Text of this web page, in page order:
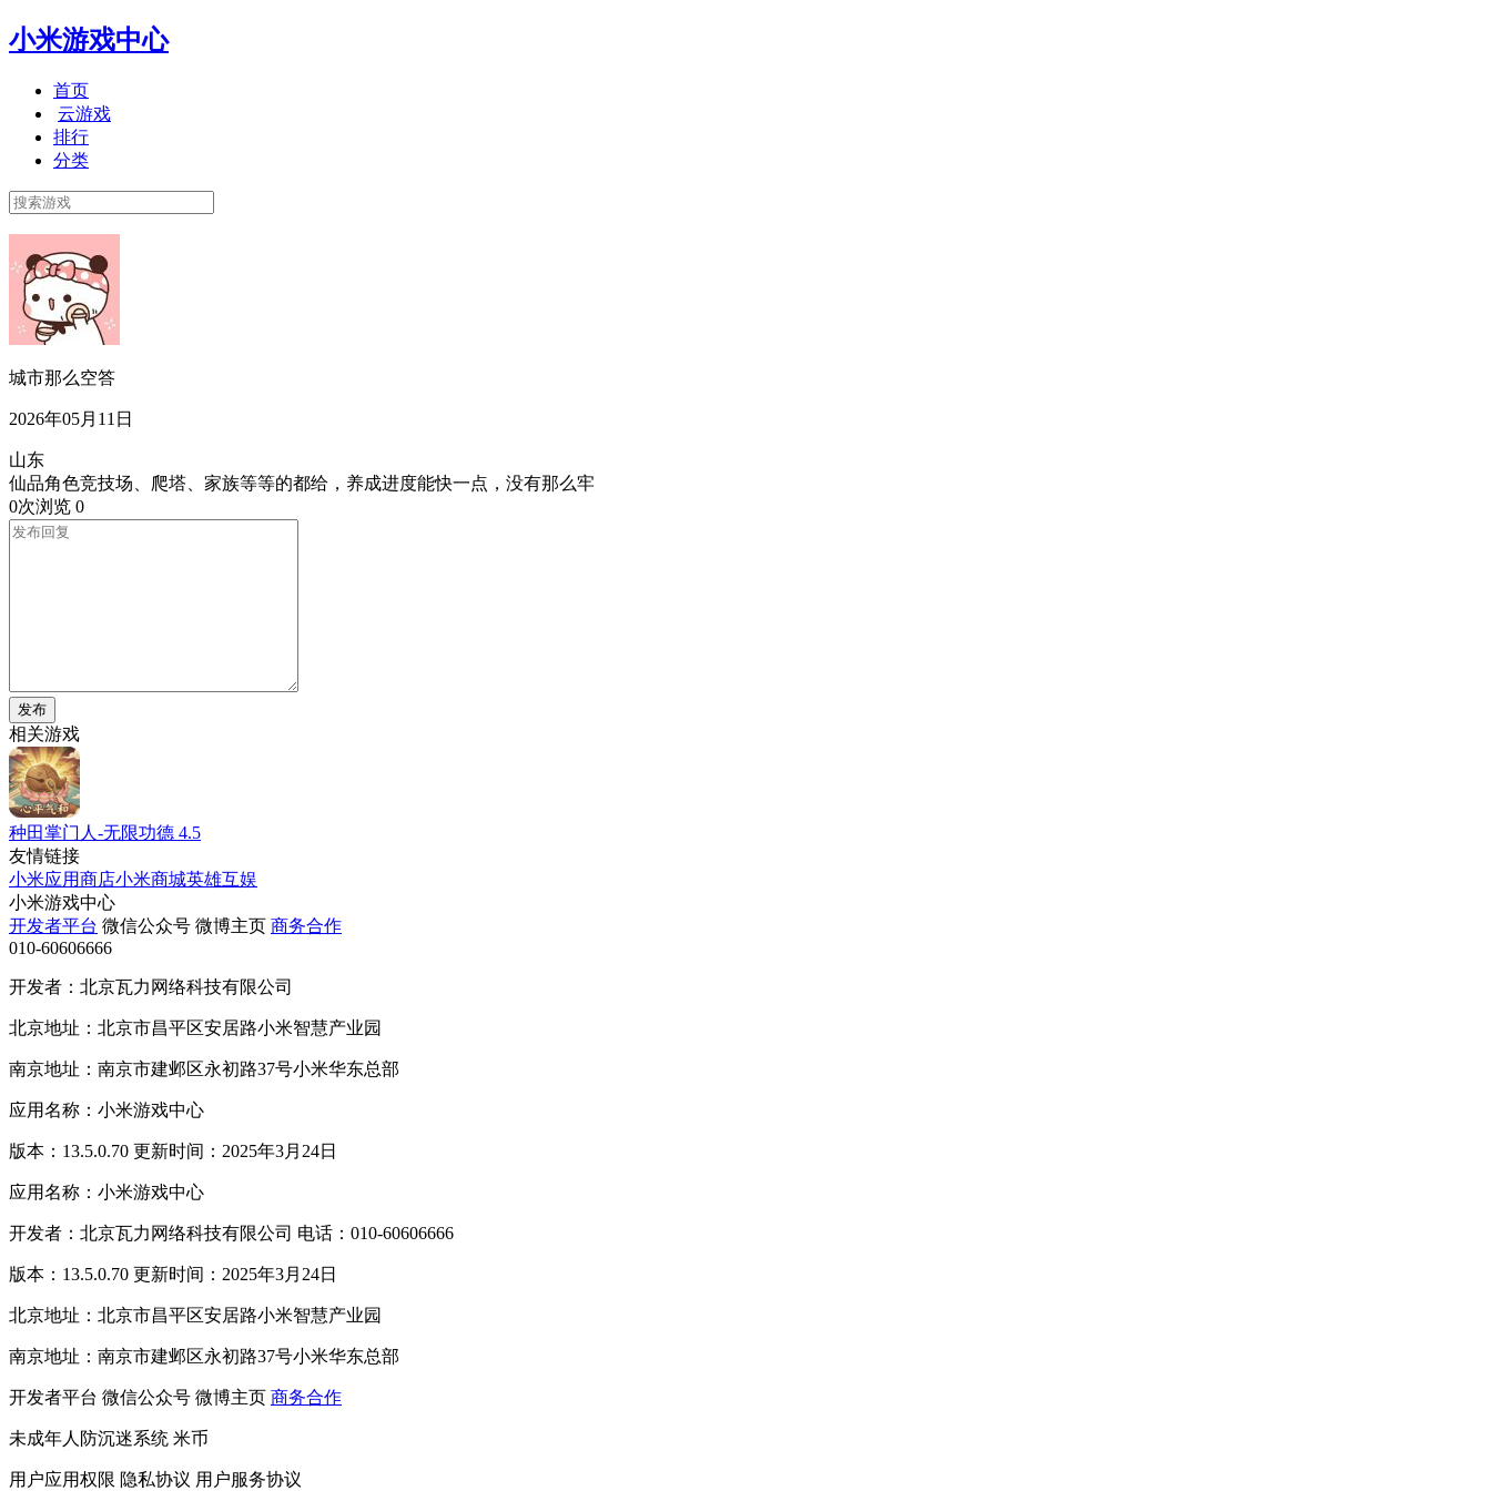
小米游戏中心
首页
云游戏
排行
分类
城市那么空答
2026年05月11日
山东
仙品角色竞技场、爬塔、家族等等的都给，养成进度能快一点，没有那么牢
0次浏览 0
发布
相关游戏
种田掌门人-无限功德 4.5
友情链接
小米应用商店小米商城英雄互娱
小米游戏中心
开发者平台 微信公众号 微博主页 商务合作
010-60606666
开发者：北京瓦力网络科技有限公司
北京地址：北京市昌平区安居路小米智慧产业园
南京地址：南京市建邺区永初路37号小米华东总部
应用名称：小米游戏中心
版本：13.5.0.70 更新时间：2025年3月24日
应用名称：小米游戏中心
开发者：北京瓦力网络科技有限公司 电话：010-60606666
版本：13.5.0.70 更新时间：2025年3月24日
北京地址：北京市昌平区安居路小米智慧产业园
南京地址：南京市建邺区永初路37号小米华东总部
开发者平台 微信公众号 微博主页 商务合作
未成年人防沉迷系统 米币
用户应用权限 隐私协议 用户服务协议